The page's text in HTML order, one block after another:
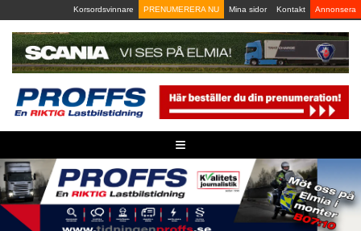
to
content
Korsordsvinnare PRENUMERERA NU Mina sidor Kontakt Annonsera
≡